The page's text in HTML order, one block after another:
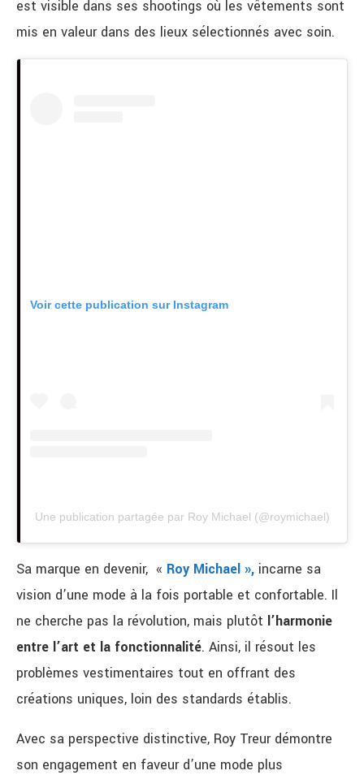
est visible dans ses shootings où les vêtements sont
mis en valeur dans des lieux sélectionnés avec soin.
Voir cette publication sur Instagram
Une publication partagée par Roy Michael (@roymichael)
Sa marque en devenir, « Roy Michael », incarne sa
vision d’une mode à la fois portable et confortable. Il
ne cherche pas la révolution, mais plutôt l’harmonie
entre l’art et la fonctionnalité. Ainsi, il résout les
problèmes vestimentaires tout en offrant des
créations uniques, loin des standards établis.
Avec sa perspective distinctive, Roy Treur démontre
son engagement en faveur d’une mode plus